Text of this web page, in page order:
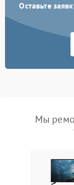
Оставьте
Мы